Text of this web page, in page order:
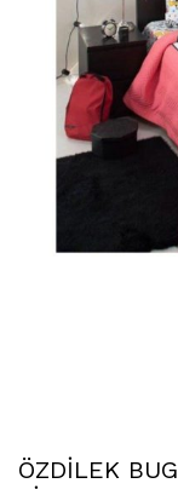
ÖZDİLEK